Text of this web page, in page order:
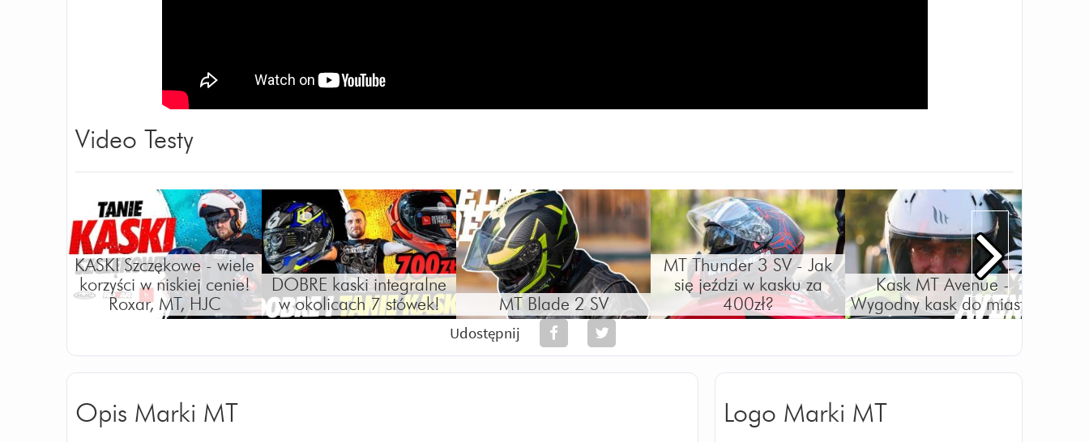
Video Testy
KASKI Szczękowe - wiele
korzyści w niskiej cenie!
Roxar, MT, HJC
DOBRE kaski integralne
w okolicach 7 stówek!
MT Blade 2 SV
MT Thunder 3 SV - Jak
się jeździ w kasku za
400zł?
Kask MT Avenue -
Wygodny kask do miasta
Udostępnij
Opis Marki MT Logo Marki MT